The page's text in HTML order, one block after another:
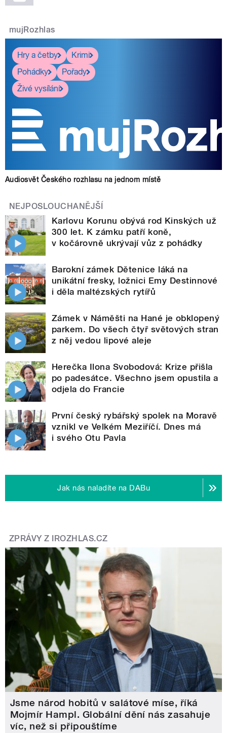
mujRozhlas
Hry a četby
Krimi
Pohádky
Pořady
Živé vysílání
Audiosvět Českého rozhlasu na jednom místě
NEJPOSLOUCHANĚJŠÍ
Karlovu Korunu obývá rod Kinských už
300 let. K zámku patří koně,
v kočárovně ukrývají vůz z pohádky
Barokní zámek Dětenice láká na
unikátní fresky, ložnici Emy Destinnové
i děla maltézských rytířů
Zámek v Náměšti na Hané je obklopený
parkem. Do všech čtyř světových stran
z něj vedou lipové aleje
Herečka Ilona Svobodová: Krize přišla
po padesátce. Všechno jsem opustila a
odjela do Francie
První český rybářský spolek na Moravě
vznikl ve Velkém Meziříčí. Dnes má
i svého Otu Pavla
Jak nás naladíte na DABu
ZPRÁVY Z IROZHLAS.CZ
Jsme národ hobitů v salátové míse, říká
Mojmír Hampl. Globální dění nás zasahuje
víc, než si připouštíme